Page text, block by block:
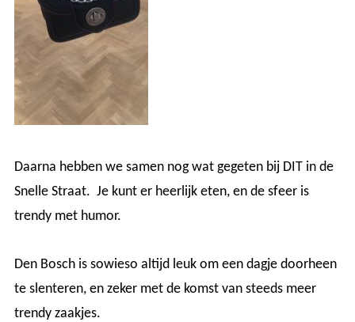
Daarna hebben we samen nog wat gegeten bij DIT in de
Snelle Straat. Je kunt er heerlijk eten, en de sfeer is
trendy met humor.
Den Bosch is sowieso altijd leuk om een dagje doorheen
te slenteren, en zeker met de komst van steeds meer
trendy zaakjes.